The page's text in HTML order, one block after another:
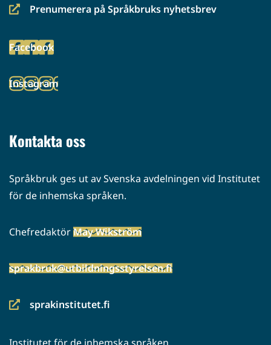
Prenumerera på Språkbruks nyhetsbrev
(siirryt
palveluun)
Facebook
(siirryt
palveluun)
Instagram
(siirryt
Kontakta oss
Språkbruk ges ut av Svenska avdelningen vid Institutet
för de inhemska språken.
ChefredaktörMay Wikström
sprakbruk@utbildningsstyrelsen.fi
sprakinstitutet.fi
(siirryt
Institutet för de inhemska språken